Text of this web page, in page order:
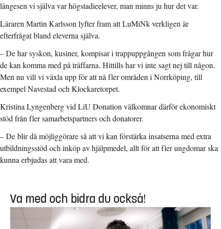
längesen vi själva var högstadieelever, man minns ju hur det var.
Läraren Martin Karlsson lyfter fram att LuMiNk verkligen är
efterfrågat bland eleverna själva.
– De har syskon, kusiner, kompisar i trappuppgången som frågar hur
de kan komma med på träffarna. Hittills har vi inte sagt nej till någon.
Men nu vill vi växla upp för att nå fler områden i Norrköping, till
exempel Navestad och Klockaretorpet.
Kristina Lyngenberg vid LiU Donation välkomnar därför ekonomiskt
stöd från fler samarbetspartners och donatorer.
– De blir då möjliggörare så att vi kan förstärka insatserna med extra
utbildningsstöd och inköp av hjälpmedel, allt för att fler ungdomar ska
kunna erbjudas att vara med.
Va med och bidra du också!